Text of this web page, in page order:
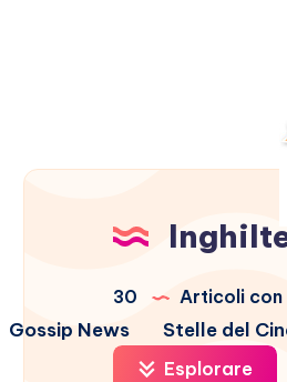
Gossip News Stelle del
30 Articoli
Esplorare